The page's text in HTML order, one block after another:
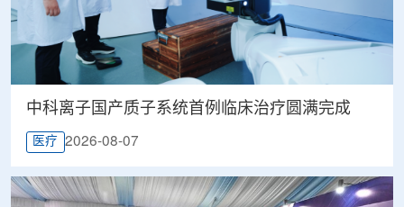
中科离子国产质子系统首例临床治疗圆满完成
医疗 2026-08-07